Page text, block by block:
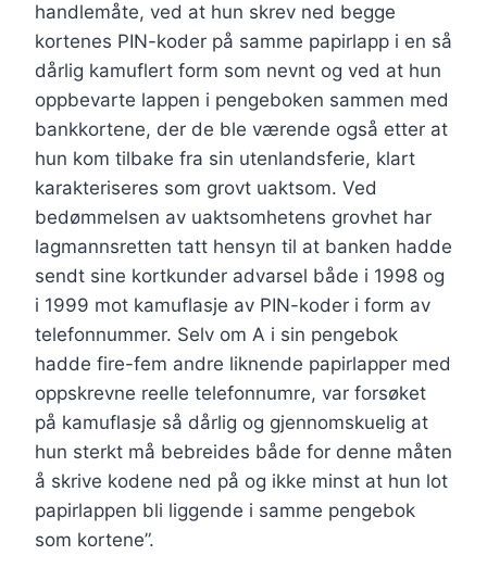
handlemåte, ved at hun skrev ned begge
kortenes PIN-koder på samme papirlapp i en så
dårlig kamuflert form som nevnt og ved at hun
oppbevarte lappen i pengeboken sammen med
bankkortene, der de ble værende også etter at
hun kom tilbake fra sin utenlandsferie, klart
karakteriseres som grovt uaktsom. Ved
bedømmelsen av uaktsomhetens grovhet har
lagmannsretten tatt hensyn til at banken hadde
sendt sine kortkunder advarsel både i 1998 og
i 1999 mot kamuflasje av PIN-koder i form av
telefonnummer. Selv om A i sin pengebok
hadde fire-fem andre liknende papirlapper med
oppskrevne reelle telefonnumre, var forsøket
på kamuflasje så dårlig og gjennomskuelig at
hun sterkt må bebreides både for denne måten
å skrive kodene ned på og ikke minst at hun lot
papirlappen bli liggende i samme pengebok
som kortene”.